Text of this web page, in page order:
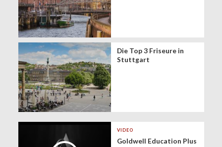
Die Top 3 Friseure in
Stuttgart
VIDEO
Goldwell Education Plus